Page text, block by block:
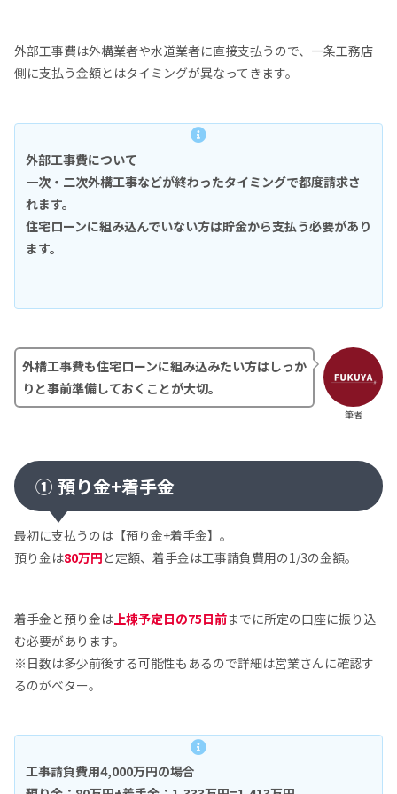
外部工事費は外構業者や水道業者に直接支払うので、一条工務店
側に支払う金額とはタイミングが異なってきます。
外部工事費について
一次・二次外構工事などが終わったタイミングで都度請求さ
れます。
住宅ローンに組み込んでいない方は貯金から支払う必要があり
ます。
筆者
外構工事費も住宅ローンに組み込みたい方はしっか
りと事前準備しておくことが大切。
① 預り金+着手金
最初に支払うのは【預り金+着手金】。
預り金は80万円 と定額、着手金は工事請負費用の1/3の金額。
着手金と預り金は 上棟予定日の75日前までに所定の口座に振り込
む必要があります。
※日数は多少前後する可能性もあるので詳細は営業さんに確認す
るのがベター。
工事請負費用4,000万円の場合